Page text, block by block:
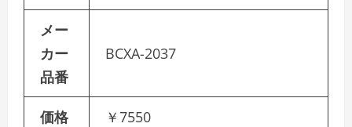
メー
カー
品番
BCXA-2037
価格 ￥7550